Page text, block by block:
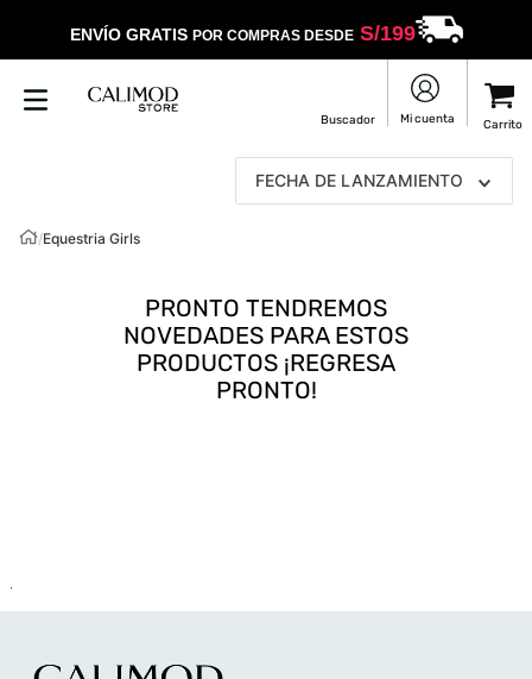
ENVÍO GRATIS POR COMPRAS DESDES/199
FECHA DE LANZAMIENTO
/Equestria Girls
.